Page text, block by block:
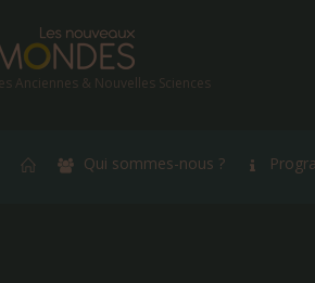
Anciennes & Nouvelles Sciences
Qui sommes-nous ?